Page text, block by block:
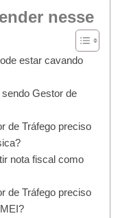
nesse
estar cavando
Gestor de
de Tráfego preciso
nota fiscal como
de Tráfego preciso